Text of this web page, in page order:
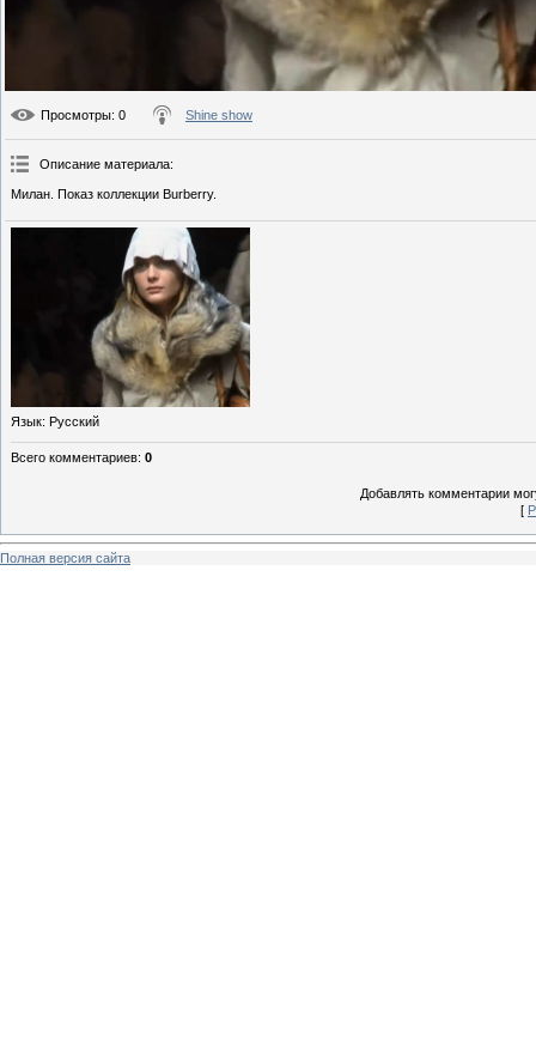
Просмотры: 0 Shine show
Описание материала:
Милан. Показ коллекции Burberry.
Язык: Русский
Всего комментариев: 0
Добавлять комментарии
[
Полная версия сайта